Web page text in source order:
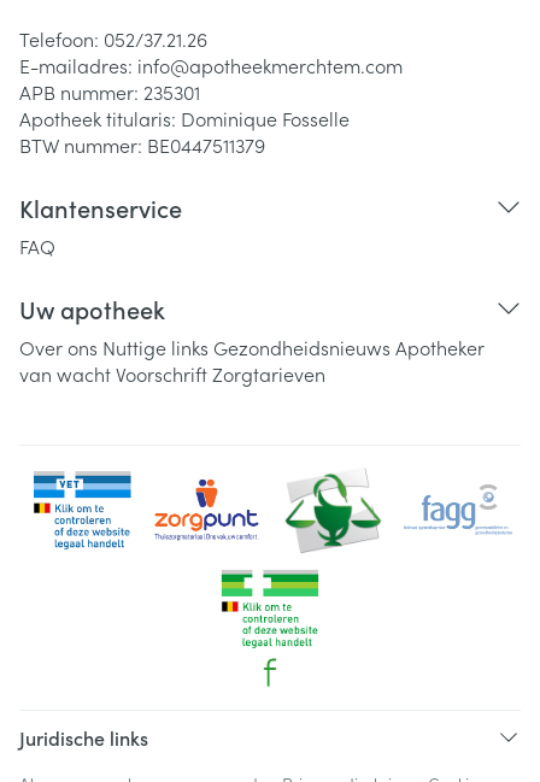
Telefoon: 052/37.21.26
E-mailadres: info@apotheekmerchtem.com
APB nummer: 235301
Apotheek titularis: Dominique Fosselle
BTW nummer: BE0447511379
Klantenservice
FAQ
Uw apotheek
Over ons Nuttige links Gezondheidsnieuws Apotheker
van wachtVoorschriftZorgtarieven
Juridische links